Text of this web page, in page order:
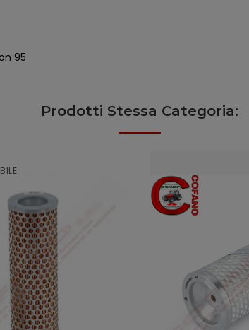
95
Prodotti Stessa Categoria: